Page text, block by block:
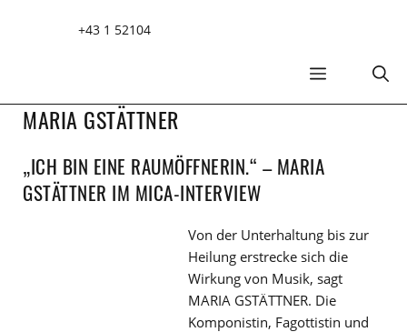
+43 1 52104
MENÜ
MARIA GSTÄTTNER
„ICH BIN EINE RAUMÖFFNERIN.“ – MARIA
GSTÄTTNER IM MICA-INTERVIEW
Von der Unterhaltung bis zur
Heilung erstrecke sich die
Wirkung von Musik, sagt
MARIA GSTÄTTNER. Die
Komponistin, Fagottistin und